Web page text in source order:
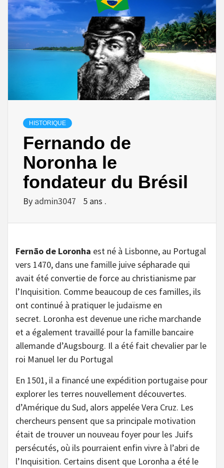
HISTORIQUE
Fernando de
Noronha le
fondateur du Brésil
By admin3047 5 ans .
Fernão de Loronha est né à Lisbonne, au Portugal
vers 1470, dans une famille juive sépharade qui
avait été convertie de force au christianisme par
l’Inquisition. Comme beaucoup de ces familles, ils
ont continué à pratiquer le judaïsme en
secret. Loronha est devenue une riche marchande
et a également travaillé pour la famille bancaire
allemande d’Augsbourg. Il a été fait chevalier par le
roi Manuel Ier du Portugal
En 1501, il a financé une expédition portugaise pour
explorer les terres nouvellement découvertes.
d’Amérique du Sud, alors appelée Vera Cruz. Les
chercheurs pensent que sa principale motivation
était de trouver un nouveau foyer pour les Juifs
persécutés, où ils pourraient enfin vivre à l’abri de
l’Inquisition. Certains disent que Loronha a été le